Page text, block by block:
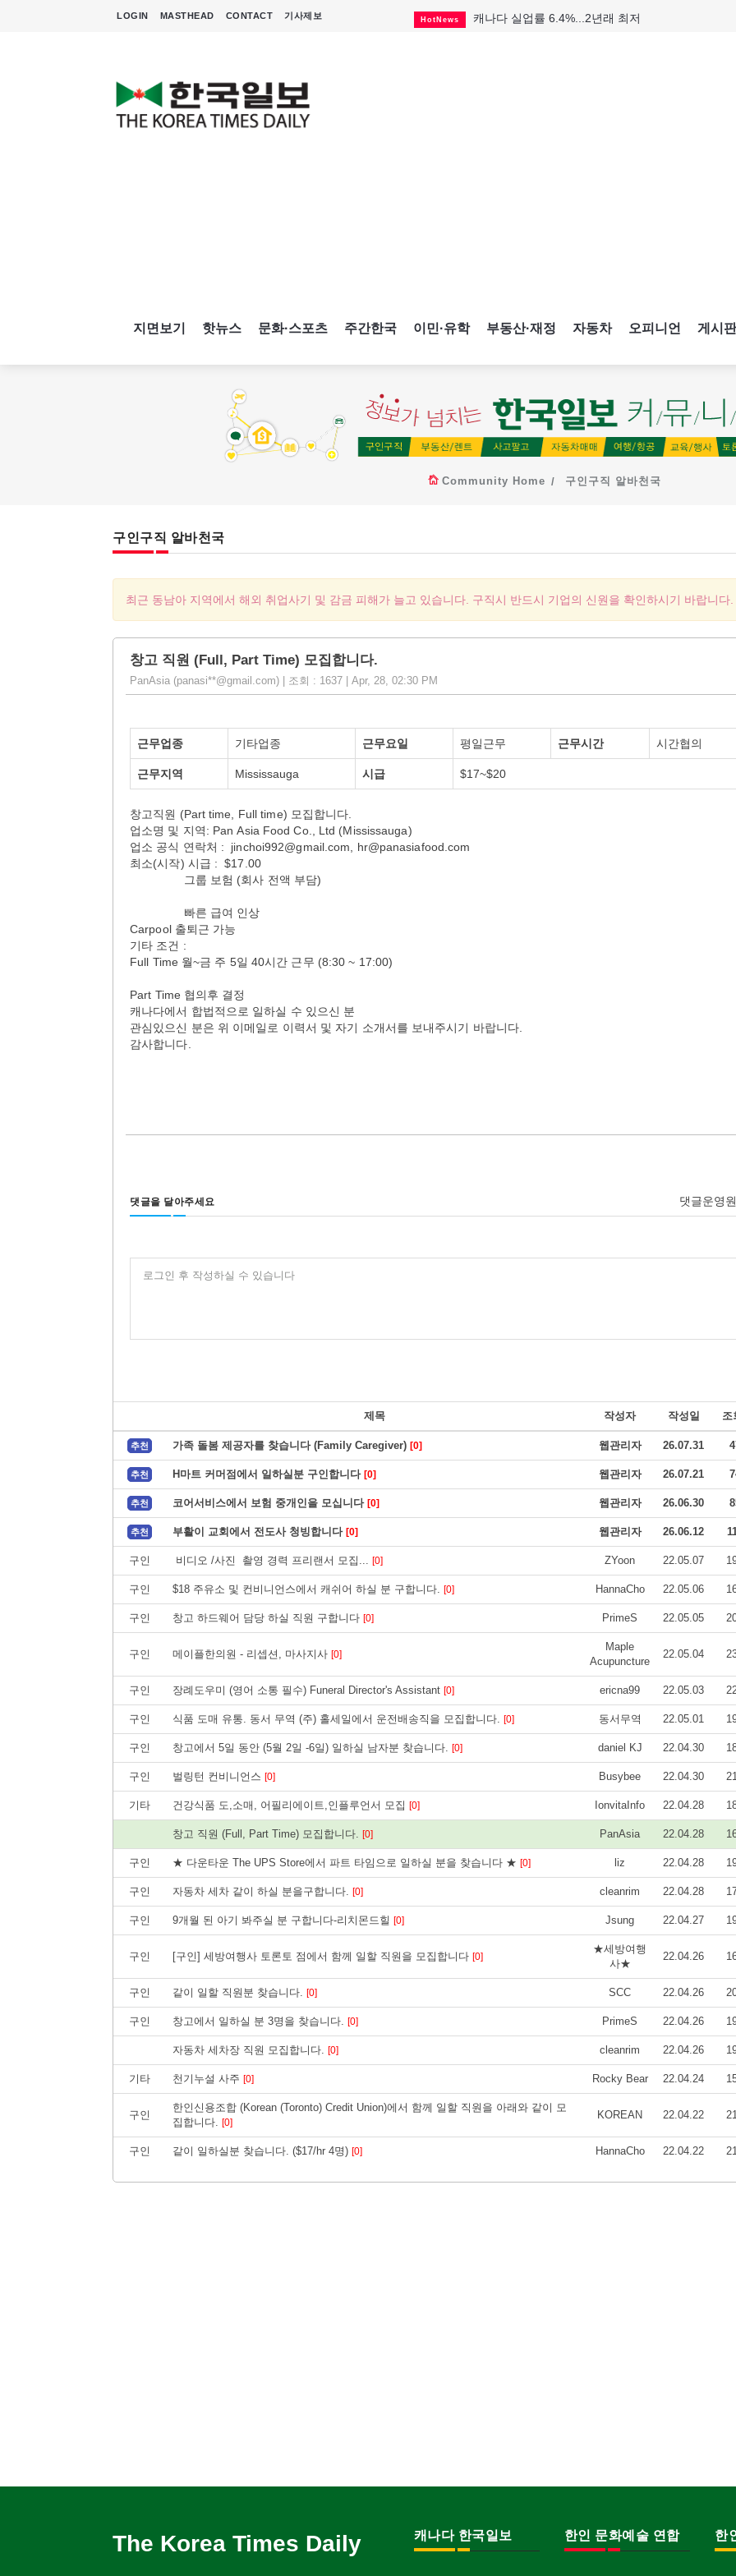
LOGIN MASTHEAD CONTACT 기사제보 HotNews 캐나다 실업률 6.4%...2년래 최저
지면보기 핫뉴스 문화·스포츠 주간한국 이민·유학 부동산·재정 자동차 오피니언 게시판
Community Home 구인구직 알바천국
구인구직 알바천국
최근 동남아 지역에서 해외 취업사기 및 감금 피해가 늘고 있습니다. 구직시 반드시 기업의 신원을 확인하시기 바랍니다.
창고 직원 (Full, Part Time) 모집합니다.
PanAsia (panasi**@gmail.com) | 조회 : 1637 | Apr, 28, 02:30 PM
근무업종 기타업종 근무요일 평일근무 근무시간 시간협의
근무지역 Mississauga 시급 $17~$20
창고직원 (Part time, Full time) 모집합니다.
업소명 및 지역: Pan Asia Food Co., Ltd (Mississauga)
업소 공식 연락처 : jinchoi992@gmail.com, hr@panasiafood.com
최소(시작) 시급 : $17.00
그룹 보험 (회사 전액 부담)
빠른 급여 인상
Carpool 출퇴근 가능
기타 조건 :
Full Time 월~금 주 5일 40시간 근무 (8:30 ~ 17:00)
Part Time 협의후 결정
캐나다에서 합법적으로 일하실 수 있으신 분
관심있으신 분은 위 이메일로 이력서 및 자기 소개서를 보내주시기 바랍니다.
감사합니다.
댓글을 달아주세요 댓글운영
로그인 후 작성하실 수 있습니다
제목 작성자 작성일 조
추천 가족 돌봄 제공자를 찾습니다 (Family Caregiver) [0] 웹관리자 26.07.31
추천 H마트 커머점에서 일하실분 구인합니다 [0] 웹관리자 26.07.21
추천 코어서비스에서 보험 중개인을 모십니다 [0] 웹관리자 26.06.30
추천 부활이 교회에서 전도사 청빙합니다 [0] 웹관리자 26.06.12
구인 비디오 /사진 촬영 경력 프리랜서 모집... [0] ZYoon 22.05.07
구인 $18 주유소 및 컨비니언스에서 캐쉬어 하실 분 구합니다. [0] HannaCho 22.05.06
구인 창고 하드웨어 담당 하실 직원 구합니다 [0] PrimeS 22.05.05
구인 메이플한의원 - 리셉션, 마사지사 [0]
Maple
Acupuncture
22.05.04
구인 장례도우미 (영어 소통 필수) Funeral Director's Assistant [0] ericna99 22.05.03
구인 식품 도매 유통. 동서 무역 (주) 홀세일에서 운전배송직을 모집합니다. [0] 동서무역 22.05.01
구인 창고에서 5일 동안 (5월 2일 -6일) 일하실 남자분 찾습니다. [0] daniel KJ 22.04.30
구인 벌링턴 컨비니언스 [0] Busybee 22.04.30
기타 건강식품 도,소매, 어필리에이트,인플루언서 모집 [0] IonvitaInfo 22.04.28
창고 직원 (Full, Part Time) 모집합니다. [0] PanAsia 22.04.28
구인 ★ 다운타운 The UPS Store에서 파트 타임으로 일하실 분을 찾습니다 ★ [0] liz 22.04.28
구인 자동차 세차 같이 하실 분을구합니다. [0] cleanrim 22.04.28
구인 9개월 된 아기 봐주실 분 구합니다-리치몬드힐 [0] Jsung 22.04.27
구인 [구인] 세방여행사 토론토 점에서 함께 일할 직원을 모집합니다 [0]
★세방여행
사★
22.04.26
구인 같이 일할 직원분 찾습니다. [0] SCC 22.04.26
구인 창고에서 일하실 분 3명을 찾습니다. [0] PrimeS 22.04.26
자동차 세차장 직원 모집합니다. [0] cleanrim 22.04.26
기타 천기누설 사주 [0] Rocky Bear 22.04.24
구인
한인신용조합 (Korean (Toronto) Credit Union)에서 함께 일할 직원을 아래와 같이 모
집합니다. [0]
KOREAN 22.04.22
구인 같이 일하실분 찾습니다. ($17/hr 4명) [0] HannaCho 22.04.22
The Korea Times Daily 캐나다 한국일보 한인 문화예술 연합 한